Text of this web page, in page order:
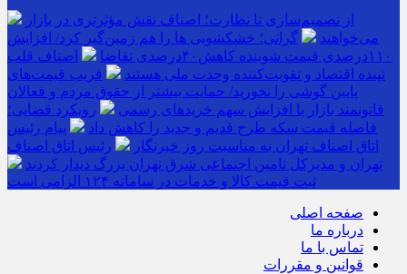
از تصمیم‌سازی تا نظارت؛ اصناف نقش مؤثرتری در بازار
می‌خواهند
گرانی؛ خشکشویی‌ ها را هم زمین‌گیر کرد/ افزایش
۱۱۰درصدی قیمت شوینده کاهش۴۰درصدی تقاضا
اصناف قلب
تپنده اقتصاد و تقویت‌کننده وحدت ملی هستند
فریب قیمت‌های
پایین گوشی را نخورید/ حمایت بیشتر از حقوق مردم و فعالان
قانونمند بازار با افزایش سهم خریدهای رسمی
رویکرد قضایی؛
فاصله قیمت سکه طرح قدیم و جدید را کاهش داد
پیام رئیس
اتاق اصناف تهران به مناسبت روز خبرنگار
رئیس اتاق اصناف
تهران و مدیرکل تامین اجتماعی شرق تهران بزرگ دیدار کردند
ثبت قیمت کالا و خدمات در سامانه ۱۲۴ الزامی است
صفحه اصلی
درباره ما
تماس با ما
قوانین و مقررات